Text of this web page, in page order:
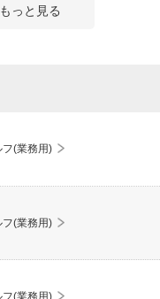
っと見る
(業務用)
フ(業務用)
(業務用)